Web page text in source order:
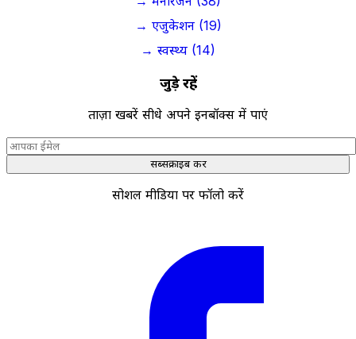
→ एजुकेशन (19)
→ स्वस्थ्य (14)
जुड़े रहें
ताज़ा खबरें सीधे अपने इनबॉक्स में पाएं
सब्सक्राइब करें
सोशल मीडिया पर फॉलो करें